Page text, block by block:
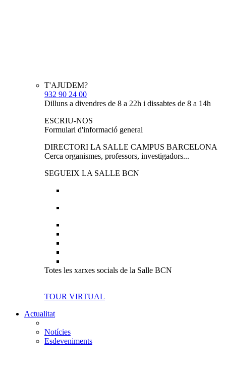
T'AJUDEM?
932 90 24 00
Dilluns a divendres de 8 a 22h i dissabtes de 8 a 14h
ESCRIU-NOS
Formulari d'informació general
DIRECTORI LA SALLE CAMPUS BARCELONA
Cerca organismes, professors, investigadors...
SEGUEIX LA SALLE BCN
Totes les xarxes socials de la Salle BCN
TOUR VIRTUAL
Actualitat
Notícies
Esdeveniments